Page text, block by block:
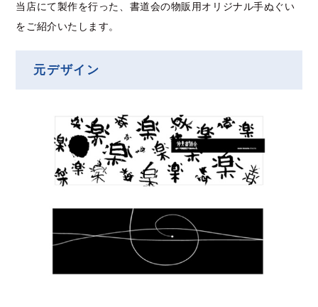
当店にて製作を行った、書道会の物販用オリジナル手ぬぐい
をご紹介いたします。
元デザイン